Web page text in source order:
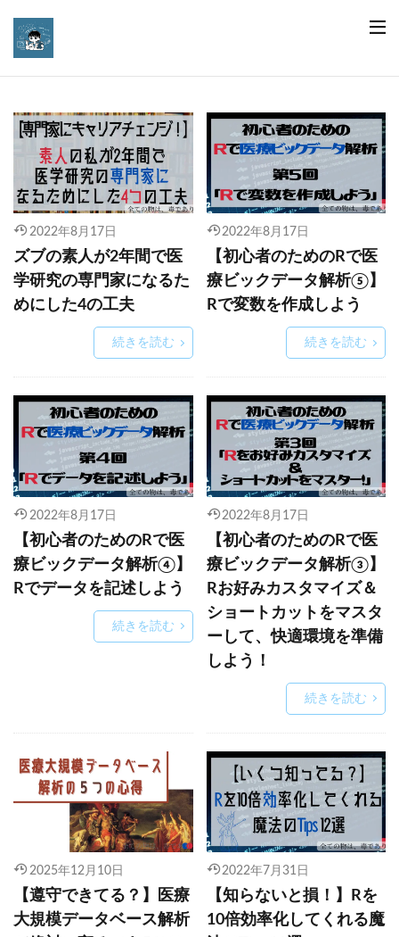
2022年8月17日
ズブの素人が2年間で医
学研究の専門家になるた
めにした4の工夫
続きを読む
2022年8月17日
【初心者のためのRで医
療ビックデータ解析⑤】
Rで変数を作成しよう
続きを読む
2022年8月17日
【初心者のためのRで医
療ビックデータ解析④】
Rでデータを記述しよう
続きを読む
2022年8月17日
【初心者のためのRで医
療ビックデータ解析③】
Rお好みカスタマイズ＆
ショートカットをマスタ
ーして、快適環境を準備
しよう！
続きを読む
2025年12月10日
【遵守できてる？】医療
大規模データベース解析
2022年7月31日
【知らないと損！】Rを
10倍効率化してくれる魔